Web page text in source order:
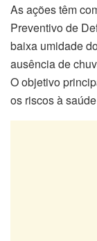
As ações têm
Preventivo de
baixa umidade
ausência de
O objetivo
os riscos à